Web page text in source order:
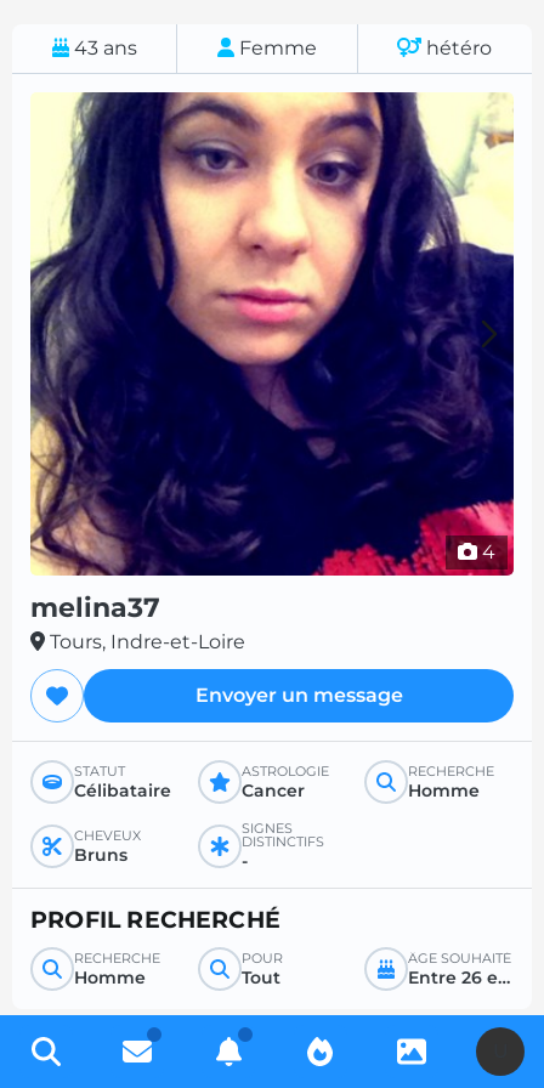
43 ans Femme hétéro
4
melina37
Tours, Indre-et-Loire
Envoyer un message
STATUT
Célibataire
ASTROLOGIE
Cancer
RECHERCHE
Homme
CHEVEUX
Bruns
SIGNES
DISTINCTIFS
-
PROFIL RECHERCHÉ
RECHERCHE
Homme
POUR
Tout
ÂGE SOUHAITÉ
Entre 26 et 50
Inscrivez-vous gratuitement pour accéder à des